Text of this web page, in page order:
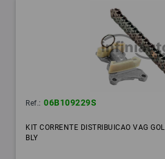
Ref.: 06B109229S
KIT CORRENTE DISTRIBUICAO VAG
BLY